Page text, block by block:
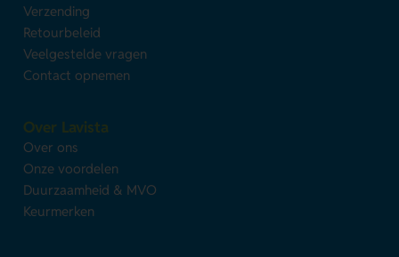
Verzending
Retourbeleid
Veelgestelde vragen
Contact opnemen
Over Lavista
Over ons
Onze voordelen
Duurzaamheid & MVO
Keurmerken